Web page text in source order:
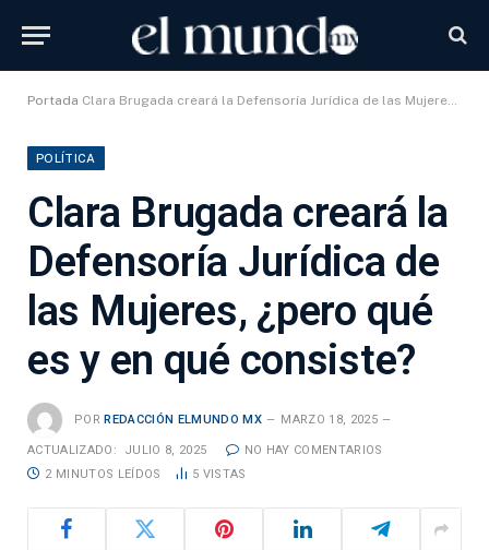
Portada Clara Brugada creará la Defensoría Jurídica de las Mujeres, ¿pero qué es y en qué consiste?
POLÍTICA
Clara Brugada creará la
Defensoría Jurídica de
las Mujeres, ¿pero qué
es y en qué consiste?
POR REDACCIÓN ELMUNDO MX MARZO 18, 2025
ACTUALIZADO: JULIO 8, 2025
NO HAY COMENTARIOS
2 MINUTOS LEÍDOS
5 VISTAS